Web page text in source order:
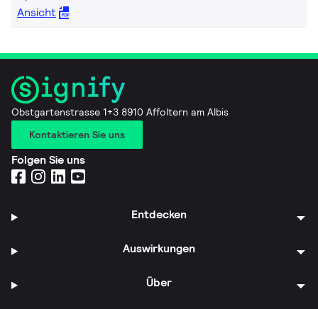
Ansicht
Obstgartenstrasse 1+3 8910 Affoltern am Albis
Kontaktieren Sie uns
Folgen Sie uns
Entdecken
Auswirkungen
Über